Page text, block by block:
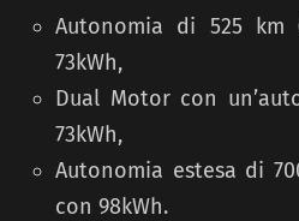
Autonomia di 525
73kWh,
Dual Motor con
73kWh,
Autonomia estesa di
con 98kWh.